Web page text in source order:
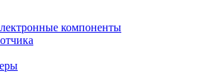
компоненты